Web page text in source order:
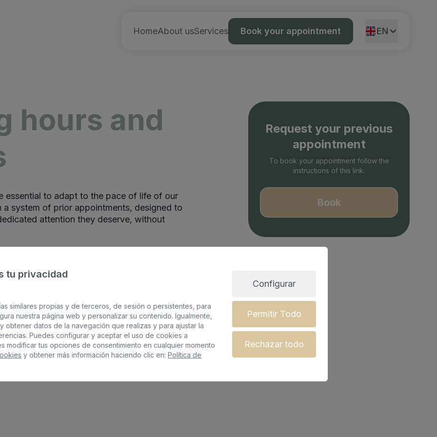
HomeAbout usServices Book your appointment EN
hours and
essential to adapt to the pace of life of our
system of prior appointments, designed to
attention they deserve, without
our website, or by calling 928140234. If you
please let us know. We will do our best to
fits your needs.
sábado y domingo: Cerrado
Request your previous
appointment
To book your appointment follow the
instructions of this link.
Book
tu privacidad
similares propias y de terceros, de sesión o persistentes, para
nuestra página web y personalizar su contenido. Igualmente,
obtener datos de la navegación que realizas y para ajustar la
Puedes configurar y aceptar el uso de cookies a
modificar tus opciones de consentimiento en cualquier momento
y obtener más información haciendo clic en: Política de
Configurar
Permitir Todo
Rechazar todo